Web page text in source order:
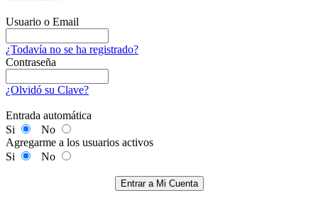
Usuario o Email
¿Todavía no se ha registrado?
Contraseña
¿Olvidó su Clave?
Entrada automática
Si
No
Agregarme a los usuarios activos
Si
No
Entrar a Mi Cuenta